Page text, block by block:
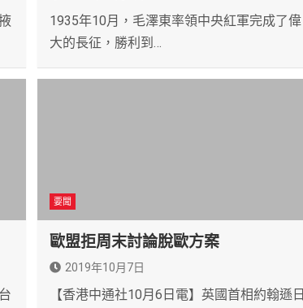
1935年10月，毛澤東率領中央紅軍完成了偉
大的長征，勝利到…
要聞
歐盟拒周末討論脫歐方案
2019年10月7日
【香港中通社10月6日電】英國首相約翰遜日